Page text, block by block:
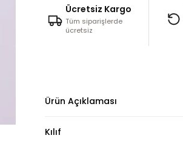
Ücretsiz Kargo
Tüm siparişlerde
ücretsiz
Ürün Açıklaması
Kılıf